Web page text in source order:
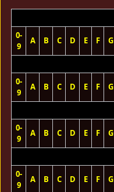
0-
9
A B C D E F G
0-
9
A B C D E F G
0-
9
A B C D E F G
0-
9
A B C D E F G